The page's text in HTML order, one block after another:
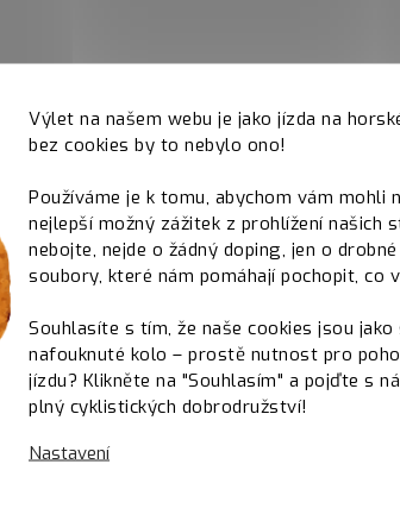
Výlet na našem webu je jako jízda na
bez cookies by to nebylo ono!
Používáme je k tomu, abychom vám mohli
nejlepší možný zážitek z prohlížení našich
nebojte, nejde o žádný doping, jen o
soubory, které nám pomáhají pochopit, co
Souhlasíte s tím, že naše cookies jsou jako
nafouknuté kolo – prostě nutnost pro
jízdu? Klikněte na "Souhlasím" a pojďte s
plný cyklistických dobrodružství!
Nastavení